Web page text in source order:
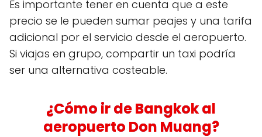
Es importante tener en cuenta que a este
precio se le pueden sumar peajes y una tarifa
adicional por el servicio desde el aeropuerto.
Si viajas en grupo, compartir un taxi podría
ser una alternativa costeable.
¿Cómo ir de Bangkok al
aeropuerto Don Muang?